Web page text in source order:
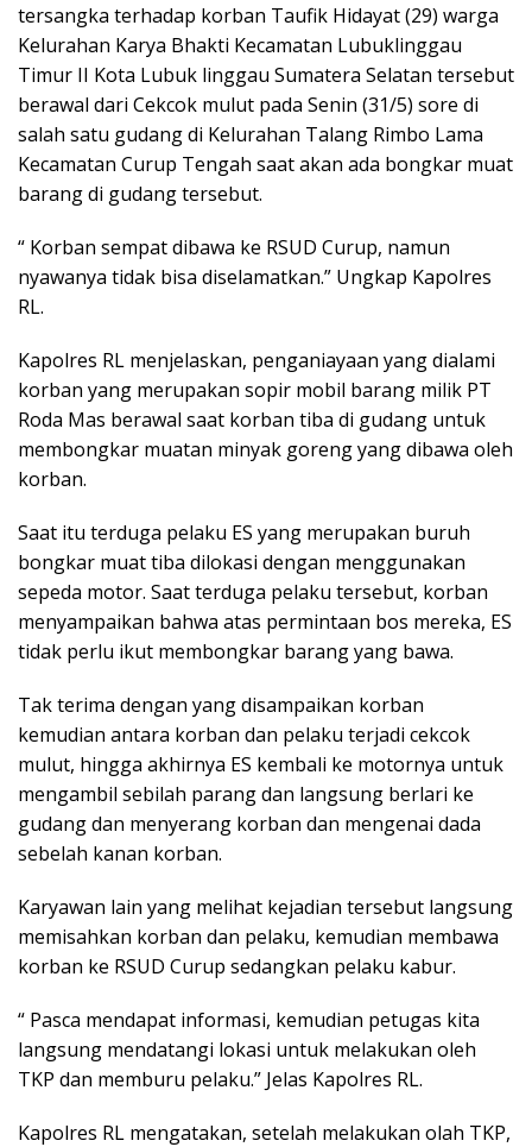
tersangka terhadap korban Taufik Hidayat (29) warga
Kelurahan Karya Bhakti Kecamatan Lubuklinggau
Timur II Kota Lubuk linggau Sumatera Selatan tersebut
berawal dari Cekcok mulut pada Senin (31/5) sore di
salah satu gudang di Kelurahan Talang Rimbo Lama
Kecamatan Curup Tengah saat akan ada bongkar muat
barang di gudang tersebut.
“ Korban sempat dibawa ke RSUD Curup, namun
nyawanya tidak bisa diselamatkan.” Ungkap Kapolres
RL.
Kapolres RL menjelaskan, penganiayaan yang dialami
korban yang merupakan sopir mobil barang milik PT
Roda Mas berawal saat korban tiba di gudang untuk
membongkar muatan minyak goreng yang dibawa oleh
korban.
Saat itu terduga pelaku ES yang merupakan buruh
bongkar muat tiba dilokasi dengan menggunakan
sepeda motor. Saat terduga pelaku tersebut, korban
menyampaikan bahwa atas permintaan bos mereka, ES
tidak perlu ikut membongkar barang yang bawa.
Tak terima dengan yang disampaikan korban
kemudian antara korban dan pelaku terjadi cekcok
mulut, hingga akhirnya ES kembali ke motornya untuk
mengambil sebilah parang dan langsung berlari ke
gudang dan menyerang korban dan mengenai dada
sebelah kanan korban.
Karyawan lain yang melihat kejadian tersebut langsung
memisahkan korban dan pelaku, kemudian membawa
korban ke RSUD Curup sedangkan pelaku kabur.
“ Pasca mendapat informasi, kemudian petugas kita
langsung mendatangi lokasi untuk melakukan oleh
TKP dan memburu pelaku.” Jelas Kapolres RL.
Kapolres RL mengatakan, setelah melakukan olah TKP,